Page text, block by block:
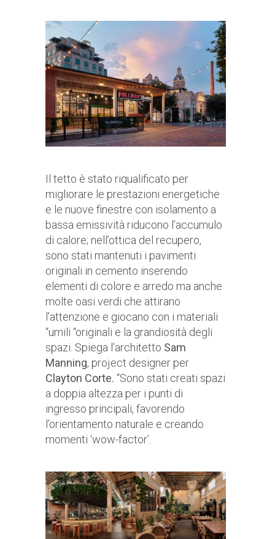
Il tetto è stato riqualificato per
migliorare le prestazioni energetiche
e le nuove finestre con isolamento a
bassa emissività riducono l’accumulo
di calore; nell’ottica del recupero,
sono stati mantenuti i pavimenti
originali in cemento inserendo
elementi di colore e arredo ma anche
molte oasi verdi che attirano
l’attenzione e giocano con i materiali
“umili “originali e la grandiosità degli
spazi. Spiega l’architetto Sam
Manning, project designer per
Clayton Corte. “Sono stati creati spazi
a doppia altezza per i punti di
ingresso principali, favorendo
l’orientamento naturale e creando
momenti ‘wow-factor’.